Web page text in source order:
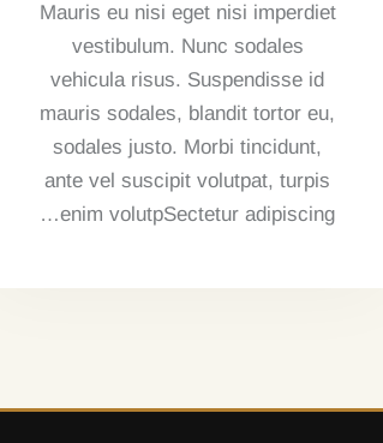
Mauris eu nisi eget nisi imperdiet
vestibulum. Nunc sodales
vehicula risus. Suspendisse id
mauris sodales, blandit tortor eu,
sodales justo. Morbi tincidunt,
ante vel suscipit volutpat, turpis
enim volutpSectetur adipiscing…